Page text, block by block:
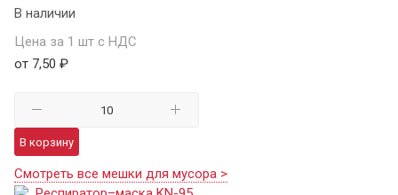
В наличии
Цена за 1 шт с НДС
от 7,50 ₽
В корзину
Смотреть все мешки для мусора >